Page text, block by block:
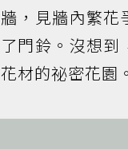
牆，見牆內繁花
了門鈴。沒想
花材的祕密花園。